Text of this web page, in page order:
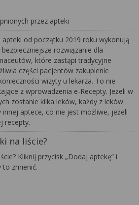
przez apteki
od początku 2019 roku wykonują
rozwiązanie dla
które zastąpi tradycyjne
części pacjentów zakupienie
wizyty u lekarza. To nie
z wprowadzenia e-Recepty. Jeżeli w
zostanie kilka leków, każdy z leków
innej aptece, co nie jest możliwe, jeżeli
recepty.
na liście?
Kliknij przycisk „Dodaj aptekę” i
to zmienić.